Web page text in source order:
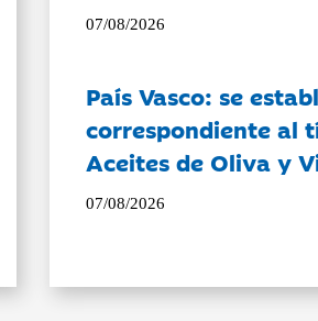
07/08/2026
País Vasco: se
correspondiente al
Aceites de Oliva y
07/08/2026